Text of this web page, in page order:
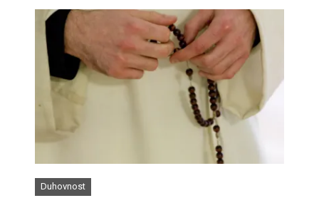
Duhovnost